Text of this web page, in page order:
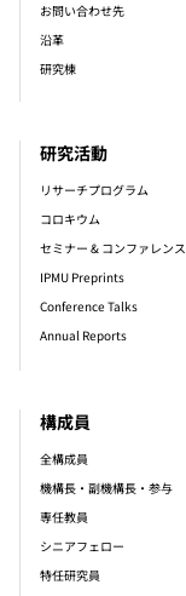
お問い合わせ先
沿革
研究棟
構成員
全構成員
機構長・副機構長・参与
専任教員
シニアフェロー
特任研究員
研究活動
リサーチプログラム
コロキウム
セミナー & コンファレンス
IPMU Preprints
Conference Talks
Annual Reports